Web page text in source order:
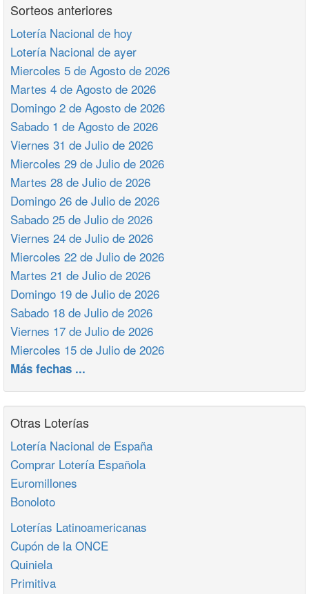
Sorteos anteriores
Lotería Nacional de hoy
Lotería Nacional de ayer
Miercoles 5 de Agosto de 2026
Martes 4 de Agosto de 2026
Domingo 2 de Agosto de 2026
Sabado 1 de Agosto de 2026
Viernes 31 de Julio de 2026
Miercoles 29 de Julio de 2026
Martes 28 de Julio de 2026
Domingo 26 de Julio de 2026
Sabado 25 de Julio de 2026
Viernes 24 de Julio de 2026
Miercoles 22 de Julio de 2026
Martes 21 de Julio de 2026
Domingo 19 de Julio de 2026
Sabado 18 de Julio de 2026
Viernes 17 de Julio de 2026
Miercoles 15 de Julio de 2026
Más fechas ...
Otras Loterías
Lotería Nacional de España
Comprar Lotería Española
Euromillones
Bonoloto
Loterías Latinoamericanas
Cupón de la ONCE
Quiniela
Primitiva